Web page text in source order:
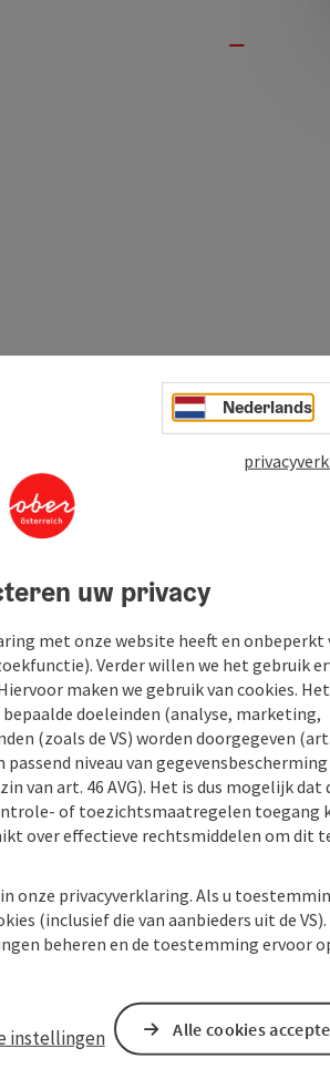
U kunt echter graag de
Nederlands
uw privacy
met onze website heeft en onbeperkt
Verder willen we het gebruik
maken we gebruik van cookies.
doeleinden (analyse, marketing,
(zoals de VS) worden doorgegeven
passend niveau van
van art. 46 AVG). Het is dus mogelijk dat
of toezichtsmaatregelen toegang
over effectieve rechtsmiddelen om dit
onze privacyverklaring. Als u
(inclusief die van aanbieders uit de
beheren en de toestemming ervoor
instellingen Alle cookies